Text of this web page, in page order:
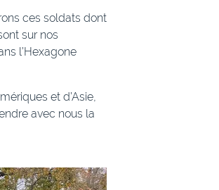
ces soldats dont
sur nos
l’Hexagone
et d’Asie,
avec nous la